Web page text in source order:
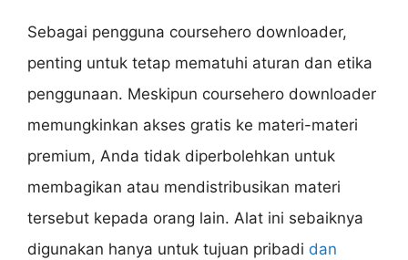
Sebagai pengguna coursehero downloader,
penting untuk tetap mematuhi aturan dan etika
penggunaan. Meskipun coursehero downloader
memungkinkan akses gratis ke materi-materi
premium, Anda tidak diperbolehkan untuk
membagikan atau mendistribusikan materi
tersebut kepada orang lain. Alat ini sebaiknya
digunakan hanya untuk tujuan pribadi dan